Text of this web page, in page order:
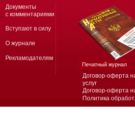
Договор-оферта
услуг
Договор-оферта
Политика
Документы
с комментариями
Вступают в силу
О журнале
Рекламодателям
Печатный журнал